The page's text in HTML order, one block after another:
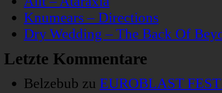
Knumears – Directions
Dry Wedding – The Back Of
Letzte Kommentare
Belzebub zu EUROBLAST